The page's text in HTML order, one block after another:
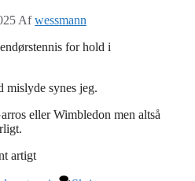
Afwessmann
for hold i
mislyde synes jeg.
eller Wimbledon men altså
artigt